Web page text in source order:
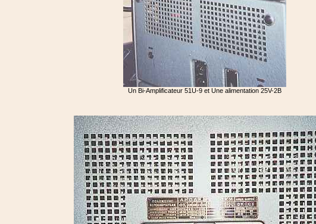
Un Bi-Amplificateur 51U-9 et Une alimentation 25V-2B